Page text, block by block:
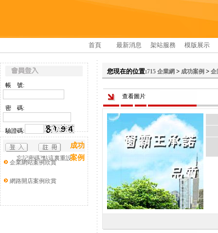
首頁 最新消息 架站服務 模版展示
帳 號:
密 碼:
驗證碼:
忘記密碼?點這裏重設
成功
案例
企業網站案例欣賞
網路開店案例欣賞
您現在的位置:715 企業網 > 成功案例 > 企
查看圖片